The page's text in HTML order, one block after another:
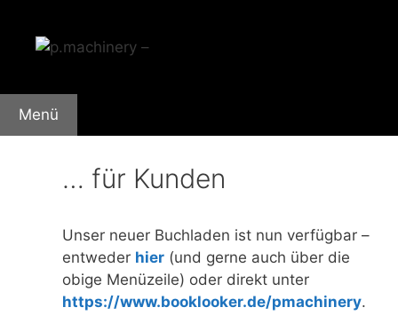
Inhalt
springen
Menü
… für Kunden
Unser neuer Buchladen ist nun verfügbar –
entweder hier (und gerne auch über die
obige Menüzeile) oder direkt unter
https://www.booklooker.de/pmachinery.